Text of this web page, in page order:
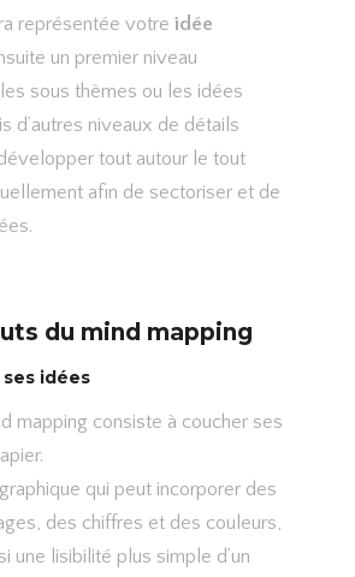
représentée votre idée
un premier niveau
sous thèmes ou les idées
d’autres niveaux de détails
tout autour le tout
afin de sectoriser et de
du mind mapping
ses idées
mapping consiste à coucher ses
qui peut incorporer des
des chiffres et des couleurs,
une lisibilité plus simple d’un